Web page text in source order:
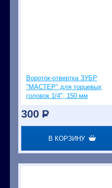
Вороток-отвертка ЗУБР
"МАСТЕР" для торцевых
головок 1/4", 150 мм
300 P
В КОРЗИНУ